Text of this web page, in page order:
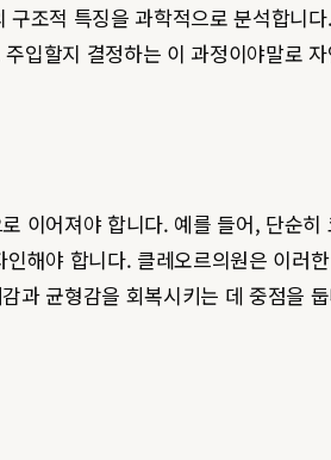
조적 특징을 과학적으로 분석합니
입할지 결정하는 이 과정이야말로
이어져야 합니다. 예를 들어, 단순
해야 합니다. 클레오르의원은 이
과 균형감을 회복시키는 데 중점을